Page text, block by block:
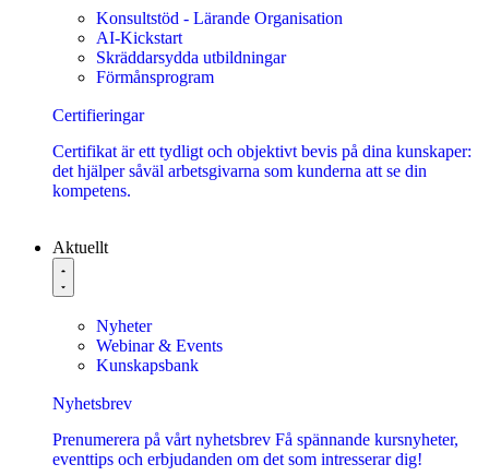
Konsultstöd - Lärande Organisation
AI-Kickstart
Skräddarsydda utbildningar
Förmånsprogram
Certifieringar
Certifikat är ett tydligt och objektivt bevis på dina kunskaper:
det hjälper såväl arbetsgivarna som kunderna att se din
kompetens.
Aktuellt
Nyheter
Webinar & Events
Kunskapsbank
Nyhetsbrev
Pre­nu­me­re­ra på vårt ny­hets­brev Få spännande kursnyheter,
eventtips och erbjudanden om det som intresserar dig!